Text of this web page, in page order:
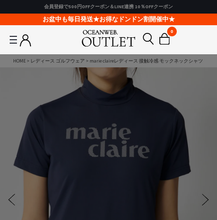
会員登録で500円OFFクーポン＆LINE連携 10％OFFクーポン
お盆中も毎日発送★お得なドンドン割開催中★
0
HOME レディース ゴルフウェア marie claireレディース 接触冷感 モックネックシャツ